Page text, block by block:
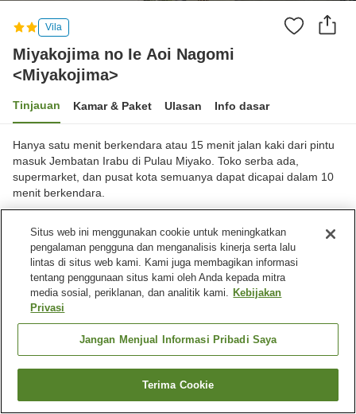
Vila
Miyakojima no Ie Aoi Nagomi
<Miyakojima>
Tinjauan Kamar & Paket Ulasan Info dasar
Hanya satu menit berkendara atau 15 menit jalan kaki dari pintu
masuk Jembatan Irabu di Pulau Miyako. Toko serba ada,
supermarket, dan pusat kota semuanya dapat dicapai dalam 10
menit berkendara.
Lihat di peta
Luar biasa Ulasan:10
Fasilitas properti
Tempat parkir
Miyakojima no Ie Aoi Nagomi <Miyakojima>
Cari kamar
Situs web ini menggunakan cookie untuk meningkatkan
pengalaman pengguna dan menganalisis kinerja serta lalu
lintas di situs web kami. Kami juga membagikan informasi
tentang penggunaan situs kami oleh Anda kepada mitra
media sosial, periklanan, dan analitik kami. Kebijakan
Privasi
Jangan Menjual Informasi Pribadi Saya
Terima Cookie